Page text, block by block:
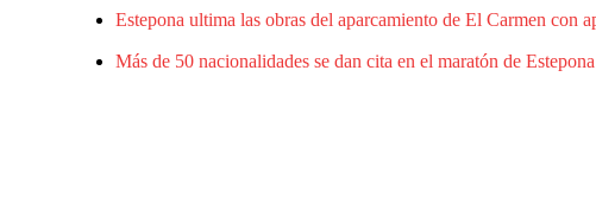
Estepona ultima las obras del aparcamiento de El Carmen con
Más de 50 nacionalidades se dan cita en el maratón de